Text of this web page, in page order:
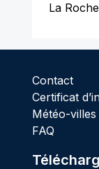
La
Contact
Certificat
Météo-villes
FAQ